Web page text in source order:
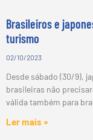
Brasileiros e
turismo
02/10/2023
Desde sábado (30/9),
brasileiras não
válida também para
Ler mais »